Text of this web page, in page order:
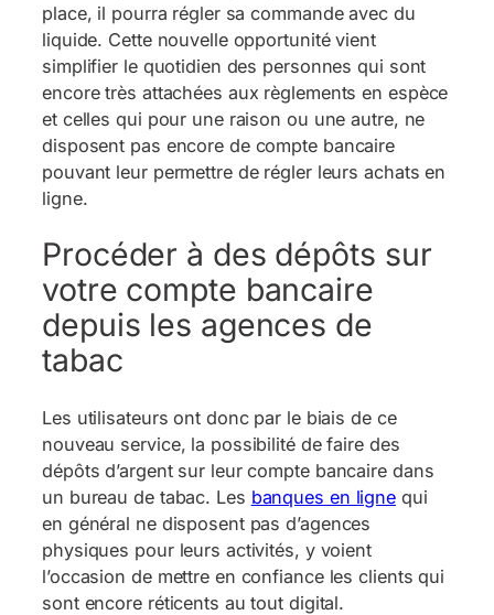
place, il pourra régler sa commande avec du
liquide. Cette nouvelle opportunité vient
simplifier le quotidien des personnes qui sont
encore très attachées aux règlements en espèce
et celles qui pour une raison ou une autre, ne
disposent pas encore de compte bancaire
pouvant leur permettre de régler leurs achats en
ligne.
Procéder à des dépôts sur
votre compte bancaire
depuis les agences de
tabac
Les utilisateurs ont donc par le biais de ce
nouveau service, la possibilité de faire des
dépôts d’argent sur leur compte bancaire dans
un bureau de tabac. Les banques en ligne qui
en général ne disposent pas d’agences
physiques pour leurs activités, y voient
l’occasion de mettre en confiance les clients qui
sont encore réticents au tout digital.